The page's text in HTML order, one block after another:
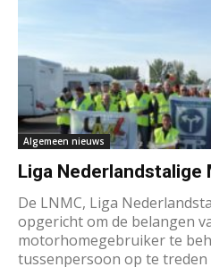
Algemeen nieuws
Liga
De LNMC, Liga
opgericht om de belangen
motorhomegebruiker te
tussenpersoon op te treden